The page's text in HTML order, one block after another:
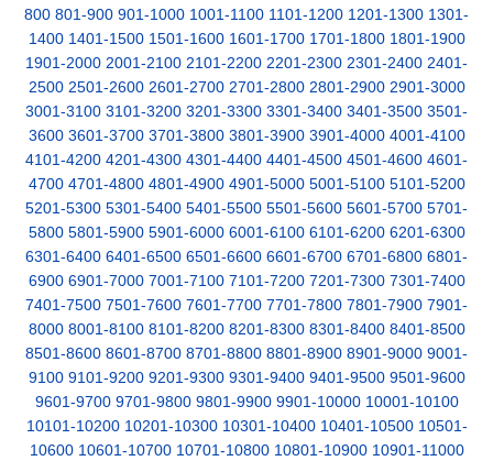
800 801-900 901-1000 1001-1100 1101-1200 1201-1300 1301-
1400 1401-1500 1501-1600 1601-1700 1701-1800 1801-1900
1901-2000 2001-2100 2101-2200 2201-2300 2301-2400 2401-
2500 2501-2600 2601-2700 2701-2800 2801-2900 2901-3000
3001-3100 3101-3200 3201-3300 3301-3400 3401-3500 3501-
3600 3601-3700 3701-3800 3801-3900 3901-4000 4001-4100
4101-4200 4201-4300 4301-4400 4401-4500 4501-4600 4601-
4700 4701-4800 4801-4900 4901-5000 5001-5100 5101-5200
5201-5300 5301-5400 5401-5500 5501-5600 5601-5700 5701-
5800 5801-5900 5901-6000 6001-6100 6101-6200 6201-6300
6301-6400 6401-6500 6501-6600 6601-6700 6701-6800 6801-
6900 6901-7000 7001-7100 7101-7200 7201-7300 7301-7400
7401-7500 7501-7600 7601-7700 7701-7800 7801-7900 7901-
8000 8001-8100 8101-8200 8201-8300 8301-8400 8401-8500
8501-8600 8601-8700 8701-8800 8801-8900 8901-9000 9001-
9100 9101-9200 9201-9300 9301-9400 9401-9500 9501-9600
9601-9700 9701-9800 9801-9900 9901-10000 10001-10100
10101-10200 10201-10300 10301-10400 10401-10500 10501-
10600 10601-10700 10701-10800 10801-10900 10901-11000